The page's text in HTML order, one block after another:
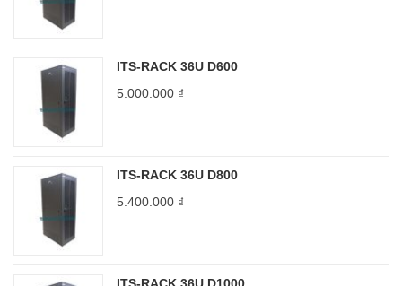
ITS-RACK 36U D600
5.000.000 ₫
ITS-RACK 36U D800
5.400.000 ₫